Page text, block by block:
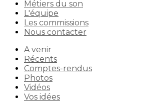
Métiers du son
L'équipe
Les commissions
Nous contacter
A venir
Récents
Comptes-rendus
Photos
Vidéos
Vos idées